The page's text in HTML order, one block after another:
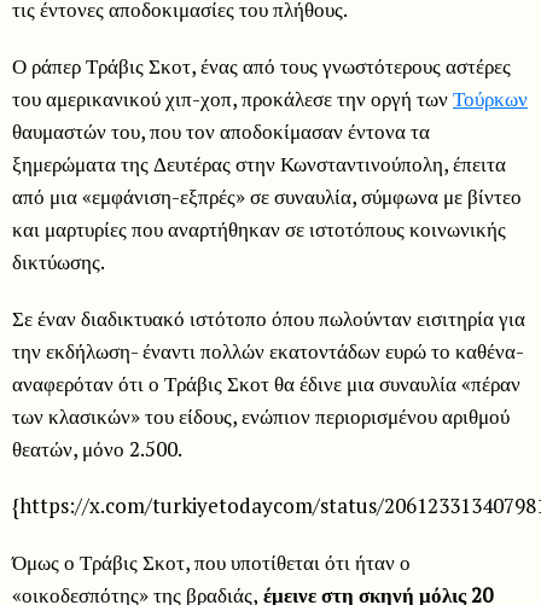
τις έντονες αποδοκιμασίες του πλήθους.
Ο ράπερ Τράβις Σκοτ, ένας από τους γνωστότερους αστέρες
του αμερικανικού χιπ-χοπ, προκάλεσε την οργή τωνΤούρκων
θαυμαστών του, που τον αποδοκίμασαν έντονα τα
ξημερώματα της Δευτέρας στην Κωνσταντινούπολη, έπειτα
από μια «εμφάνιση-εξπρές» σε συναυλία, σύμφωνα με βίντεο
και μαρτυρίες που αναρτήθηκαν σε ιστοτόπους κοινωνικής
δικτύωσης.
Σε έναν διαδικτυακό ιστότοπο όπου πωλούνταν εισιτηρία για
την εκδήλωση- έναντι πολλών εκατοντάδων ευρώ το καθένα-
αναφερόταν ότι ο Τράβις Σκοτ θα έδινε μια συναυλία «πέραν
των κλασικών» του είδους, ενώπιον περιορισμένου αριθμού
θεατών, μόνο 2.500.
{https://x.com/turkiyetodaycom/status/
Όμως ο Τράβις Σκοτ, που υποτίθεται ότι ήταν ο
«οικοδεσπότης» της βραδιάς, έμεινε στη σκηνή μόλις 20